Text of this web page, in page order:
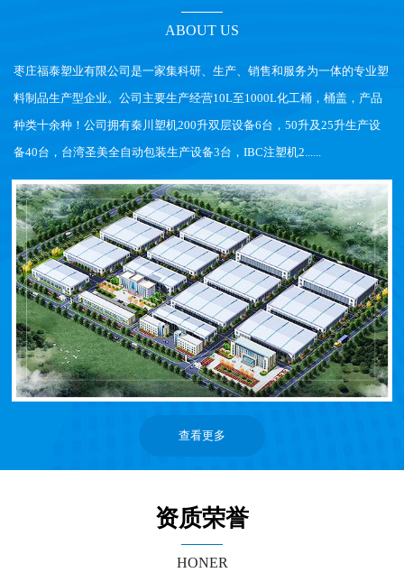
ABOUT US
枣庄福泰塑业有限公司是一家集科研、生产、销售和服务为一体的专业塑
料制品生产型企业。公司主要生产经营10L至1000L化工桶，桶盖，产品
种类十余种！公司拥有秦川塑机200升双层设备6台，50升及25升生产设
备40台，台湾圣美全自动包装生产设备3台，IBC注塑机2......
查看更多
资质荣誉
HONER